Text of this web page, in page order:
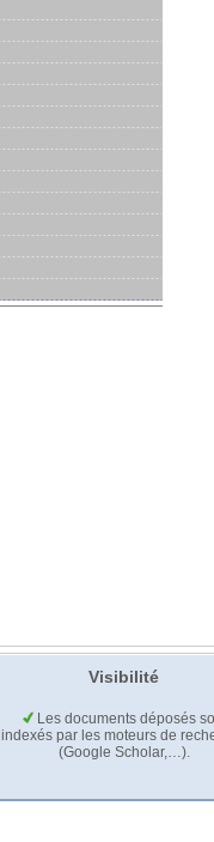
Visibilité
Les documents déposés
indexés par les moteurs de
(Google Scholar,…).